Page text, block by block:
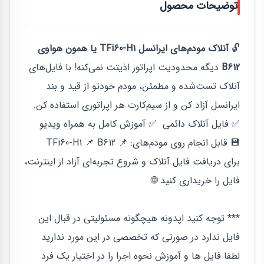
توضیحات محصول
🔓
آنلاک مودم‌های ایرانسل TFi60-H1 یا همون هواوی
B612 دیگه محدودیت اپراتور اذیتت نمی‌کنه! با فایل‌های
آنلاک تست‌شده و مطمئن، مودم خودتو از قید و بند
ایرانسل آزاد کن و از سیم‌کارت هر اپراتوری استفاده کن.
✅ فایل آنلاک دائمی ✅ آموزش کامل به همراه ویدیو
💾 قابل انجام روی مودم‌های: 📌 TFi60-H1 📌 B612
برای دریافت فایل آنلاک و شروع تجربه‌ای آزاد از اینترنت،
فایل را خریداری کنید 🌐
*** توجه کنید اپدونه هیچگونه مسئولیتی در قبال این
فایل ندارد در صورتی که تخصصی در این مورد ندارید
لطفا فایل ها و آموزش نحوه اجرا را در اختیار یک فرد